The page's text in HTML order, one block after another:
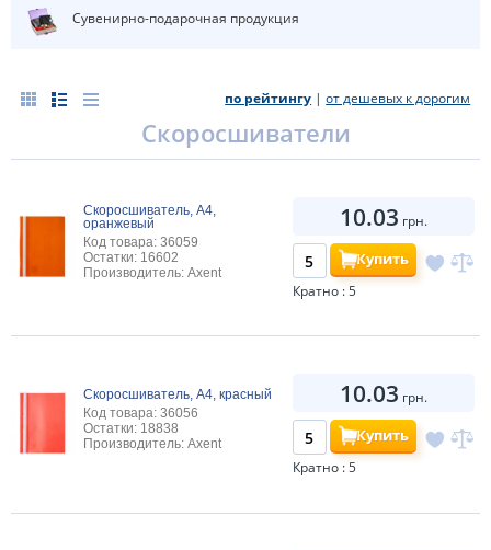
Сувенирно-подарочная продукция
по рейтингу |от дешевых к дорогим
Скоросшиватели
Скоросшиватель, А4,
оранжевый
Код товара: 36059
Остатки: 16602
Производитель: Axent
10.03 грн.
Купить
Кратно : 5
Скоросшиватель, А4, красный
Код товара: 36056
Остатки: 18838
Производитель: Axent
10.03 грн.
Купить
Кратно : 5